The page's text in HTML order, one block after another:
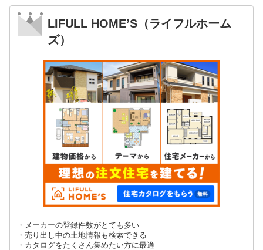
LIFULL HOME’S（ライフルホーム
ズ）
・メーカーの登録件数がとても多い
・売り出し中の土地情報も検索できる
・カタログをたくさん集めたい方に最適